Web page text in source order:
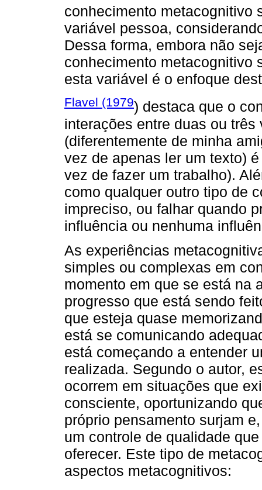
conhecimento metacognitivo
variável pessoa,
Dessa forma, embora não
conhecimento metacognitivo
esta variável é o enfoque
Flavel (1979) destaca que o
interações entre duas ou
(diferentemente de minha
vez de apenas ler um texto)
vez de fazer um trabalho).
como qualquer outro tipo de
impreciso, ou falhar quando
influência ou nenhuma
As experiências
simples ou complexas em
momento em que se está na
progresso que está sendo
que esteja quase
está se comunicando
está começando a entender
realizada. Segundo o autor,
ocorrem em situações que
consciente, oportunizando
próprio pensamento surjam
um controle de qualidade
oferecer. Este tipo de
aspectos metacognitivos: